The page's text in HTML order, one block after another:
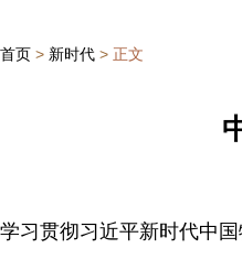
首页 > 新时代 > 正文
学习贯彻习近平新时代中